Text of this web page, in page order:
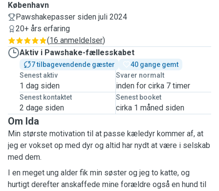
København
Pawshakepasser siden juli 2024
20+ års erfaring
(16 anmeldelser)
Aktiv i Pawshake-fællesskabet
7 tilbagevendende gæster
40 gange gemt
Senest aktiv
1 dag siden
Svarer normalt
inden for cirka 7 timer
Senest kontaktet
2 dage siden
Senest booket
cirka 1 måned siden
Om Ida
Min største motivation til at passe kæledyr kommer af, at
jeg er vokset op med dyr og altid har nydt at være i selskab
med dem.
I en meget ung alder fik min søster og jeg to katte, og
hurtigt derefter anskaffede mine forældre også en hund til